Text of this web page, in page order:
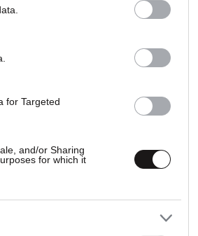
for Targeted
and/or Sharing
for which it